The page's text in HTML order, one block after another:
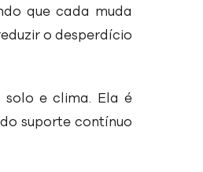
que cada muda
o desperdício
e clima. Ela é
suporte contínuo